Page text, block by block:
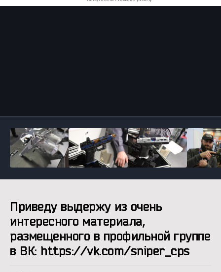
Приведу выдержу из очень
интересного материала,
размещенного в профильной группе
в ВК: https://vk.com/sniper_cps